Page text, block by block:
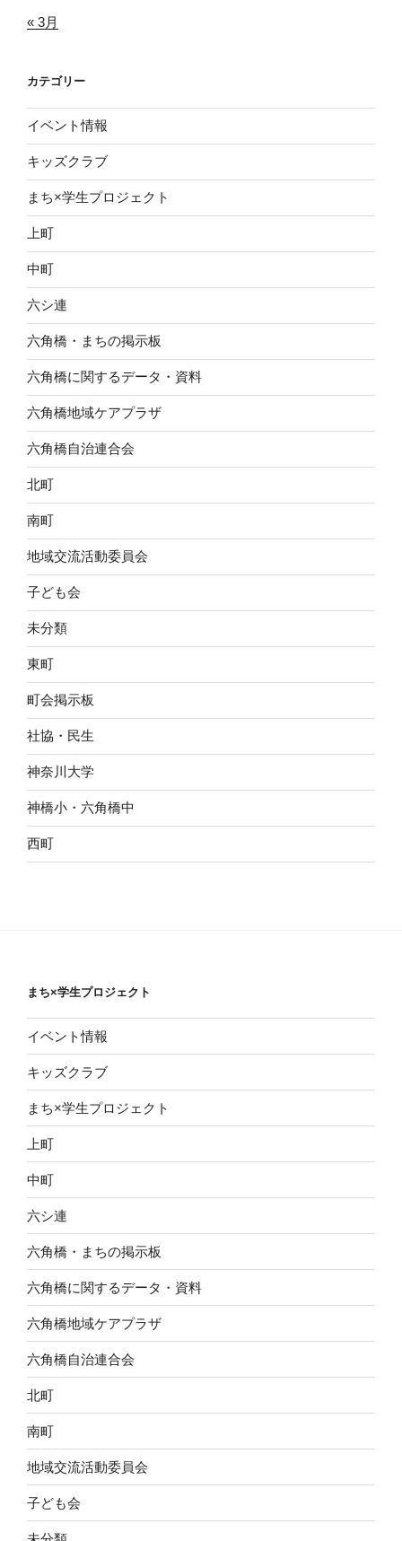
« 3月
カテゴリー
イベント情報
キッズクラブ
まち×学生プロジェクト
上町
中町
六シ連
六角橋・まちの掲示板
六角橋に関するデータ・資料
六角橋地域ケアプラザ
六角橋自治連合会
北町
南町
地域交流活動委員会
子ども会
未分類
東町
町会掲示板
社協・民生
神奈川大学
神橋小・六角橋中
西町
まち×学生プロジェクト
イベント情報
キッズクラブ
まち×学生プロジェクト
上町
中町
六シ連
六角橋・まちの掲示板
六角橋に関するデータ・資料
六角橋地域ケアプラザ
六角橋自治連合会
北町
南町
地域交流活動委員会
子ども会